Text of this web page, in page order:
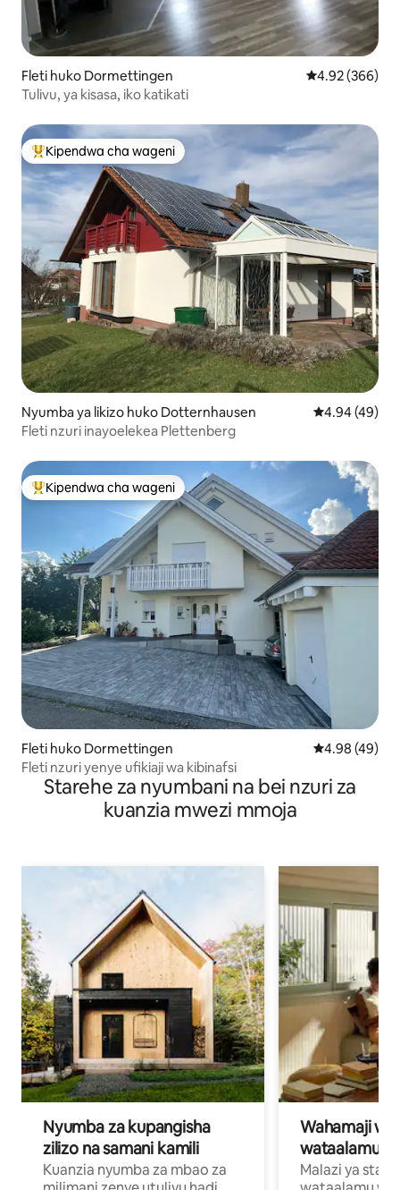
Fleti huko Dormettingen Ukadiriaji wa
4.92 (366)
Tulivu, ya kisasa, iko katikati
Kipendwa maarufu cha wageni
Kipendwa cha wageni
Nyumba ya likizo huko Dotternhausen Ukadiriaji wa
4.94 (49)
Fleti nzuri inayoelekea Plettenberg
Kipendwa maarufu cha wageni
Kipendwa cha wageni
Fleti huko Dormettingen Ukadiriaji wa
4.98 (49)
Fleti nzuri yenye ufikiaji wa kibinafsi
Starehe za nyumbani na bei nzuri za
kuanzia mwezi mmoja
Nyumba za kupangisha
zilizo na samani kamili
Kuanzia nyumba za mbao za
Wahamaji
wataalamu
Malazi ya